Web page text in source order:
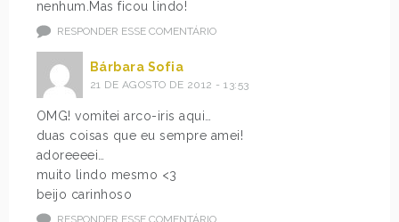
nenhum.Mas ficou lindo!
RESPONDER ESSE COMENTÁRIO
Bárbara Sofia
21 DE AGOSTO DE 2012 - 13:53
OMG! vomitei arco-iris aqui…
duas coisas que eu sempre amei!
adoreeeei…
muito lindo mesmo <3
beijo carinhoso
RESPONDER ESSE COMENTÁRIO